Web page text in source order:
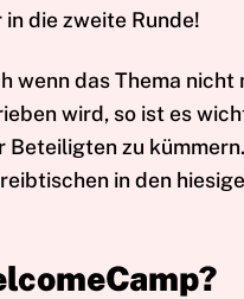
in die zweite Runde!
wenn das Thema
wird, so ist es
Beteiligten zu
in den